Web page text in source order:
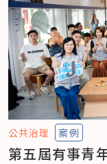
公共治理 案例
第五屆有事青